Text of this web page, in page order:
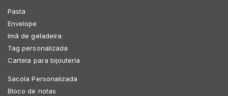
Pasta
Envelope
Imã de geladeira
Tag personalizada
Cartela para bijouteria
Sacola Personalizada
Bloco de notas